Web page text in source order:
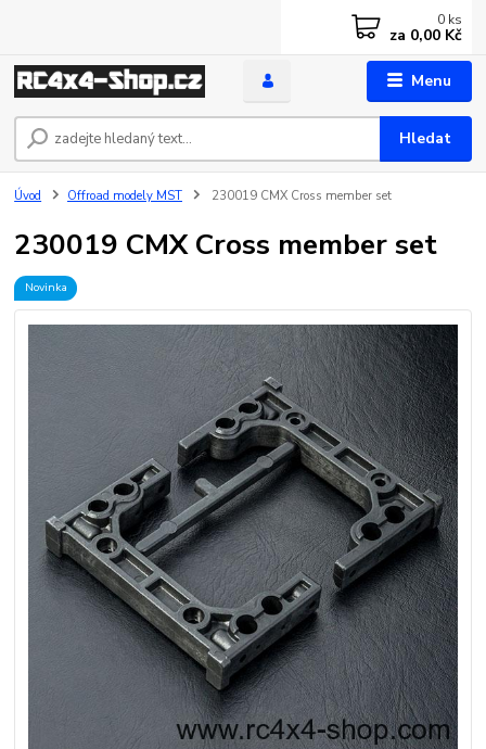
Menu
Hledat
0 ks
za 0,00 Kč
Úvod Offroad modely MST 230019 CMX Cross member set
230019 CMX Cross member set
Novinka